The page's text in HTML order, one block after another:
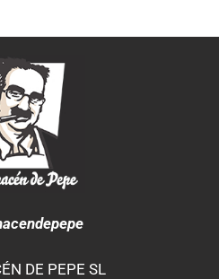
DE PEPE SL